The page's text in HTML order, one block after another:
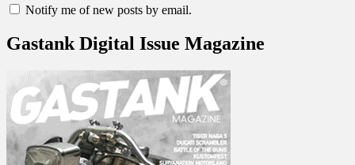
Notify me of new posts by email.
Gastank Digital Issue Magazine